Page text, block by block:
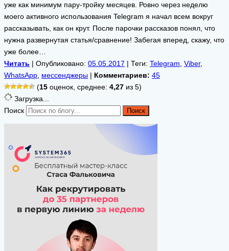
уже как минимум пару-тройку месяцев. Ровно через неделю
моего активного использования Telegram я начал всем вокруг
рассказывать, как он крут. После парочки рассказов понял, что
нужна развернутая статья/сравнение! Забегая вперед, скажу, что
уже более…
Читать | Опубликовано: 05.05.2017 | Теги: Telegram Viber,
WhatsApp мессенджеры | Комментариев: 45
(15 оценок, среднее: 4,27 из 5)
Загрузка...
Поиск